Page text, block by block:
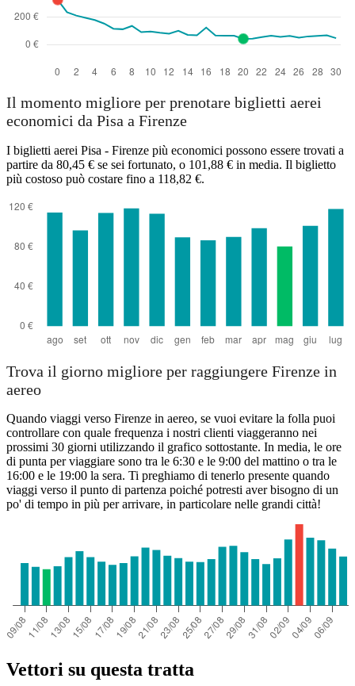
Il momento migliore per prenotare biglietti aerei
economici da Pisa a Firenze
I biglietti aerei Pisa - Firenze più economici possono essere trovati a
partire da 80,45 € se sei fortunato, o 101,88 € in media. Il biglietto
più costoso può costare fino a 118,82 €.
Trova il giorno migliore per raggiungere Firenze in
aereo
Quando viaggi verso Firenze in aereo, se vuoi evitare la folla puoi
controllare con quale frequenza i nostri clienti viaggeranno nei
prossimi 30 giorni utilizzando il grafico sottostante. In media, le ore
di punta per viaggiare sono tra le 6:30 e le 9:00 del mattino o tra le
16:00 e le 19:00 la sera. Ti preghiamo di tenerlo presente quando
viaggi verso il punto di partenza poiché potresti aver bisogno di un
po' di tempo in più per arrivare, in particolare nelle grandi città!
Vettori su questa tratta